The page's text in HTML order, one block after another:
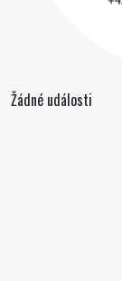
Žádné události